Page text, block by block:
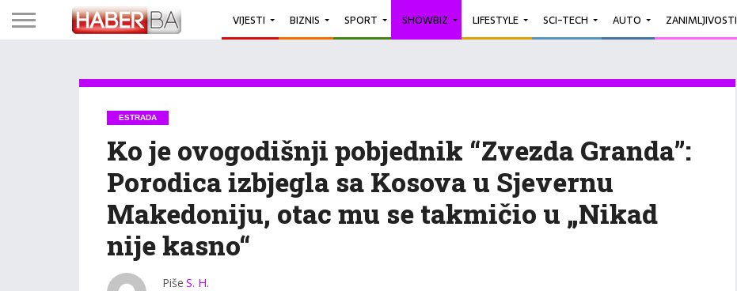
VIJESTI BIZNIS SPORT SHOWBIZ LIFESTYLE SCI-TECH AUTO ZANIMLJIVOSTI
ESTRADA
Ko je ovogodišnji pobjednik “Zvezda Granda”:
Porodica izbjegla sa Kosova u Sjevernu
Makedoniju, otac mu se takmičio u „Nikad
nije kasno“
Piše S. H.